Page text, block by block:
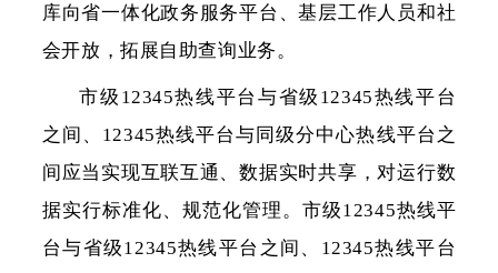
库向省一体化政务服务平台、基层工作人员和社
会开放，拓展自助查询业务。
市级12345热线平台与省级12345热线平台
之间、12345热线平台与同级分中心热线平台之
间应当实现互联互通、数据实时共享，对运行数
据实行标准化、规范化管理。市级12345热线平
台与省级12345热线平台之间、12345热线平台